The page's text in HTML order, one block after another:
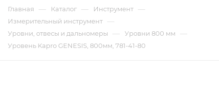
Главная — Каталог — Инструмент —
Измерительный инструмент —
Уровни, отвесы и дальномеры — Уровни 800 мм —
Уровень Kapro GENESIS, 800мм, 781-41-80